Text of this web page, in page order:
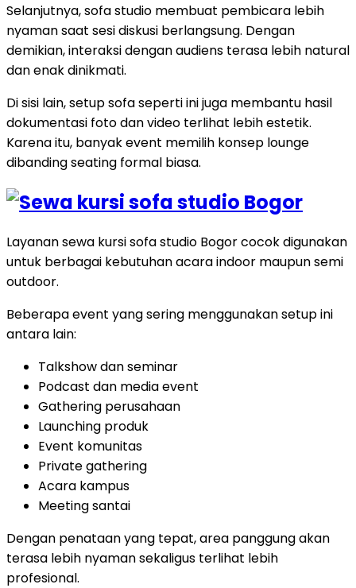
Selanjutnya, sofa studio membuat pembicara lebih
nyaman saat sesi diskusi berlangsung. Dengan
demikian, interaksi dengan audiens terasa lebih natural
dan enak dinikmati.
Di sisi lain, setup sofa seperti ini juga membantu hasil
dokumentasi foto dan video terlihat lebih estetik.
Karena itu, banyak event memilih konsep lounge
dibanding seating formal biasa.
Layanan sewa kursi sofa studio Bogor cocok digunakan
untuk berbagai kebutuhan acara indoor maupun semi
outdoor.
Beberapa event yang sering menggunakan setup ini
antara lain:
Talkshow dan seminar
Podcast dan media event
Gathering perusahaan
Launching produk
Event komunitas
Private gathering
Acara kampus
Meeting santai
Dengan penataan yang tepat, area panggung akan
terasa lebih nyaman sekaligus terlihat lebih
profesional.